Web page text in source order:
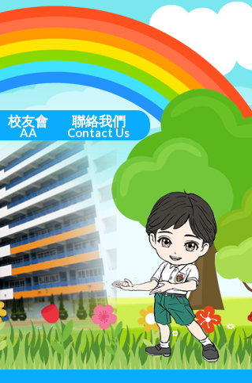
校友會
AA
聯絡我們
Contact Us